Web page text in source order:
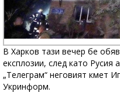
В Харков тази вечер бе
експлозии, след като Русия
„Телеграм“ неговият кмет
Укринформ.